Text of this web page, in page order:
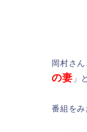
岡村さ
の妻 」
番組を